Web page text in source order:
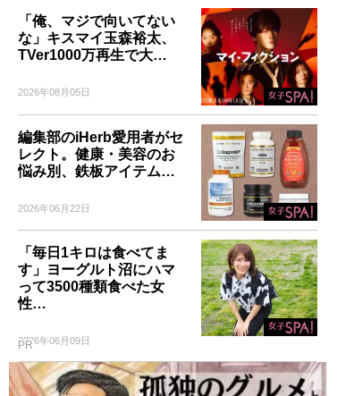
「俺、マジで向いてない
な」キスマイ玉森裕太、
TVer1000万再生で大…
2026年08月05日
編集部のiHerb愛用者がセ
レクト。健康・美容のお
悩み別、鉄板アイテム…
2026年06月22日
「毎日1キロは食べてま
す」ヨーグルト沼にハマ
って3500種類食べた女
性…
2026年06月09日
PR